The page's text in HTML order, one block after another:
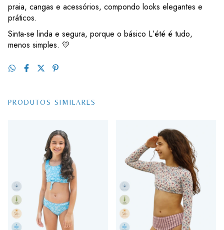
praia, cangas e acessórios, compondo looks elegantes e
práticos.
Sinta-se linda e segura, porque o básico L’été é tudo,
menos simples. 💛
PRODUTOS SIMILARES